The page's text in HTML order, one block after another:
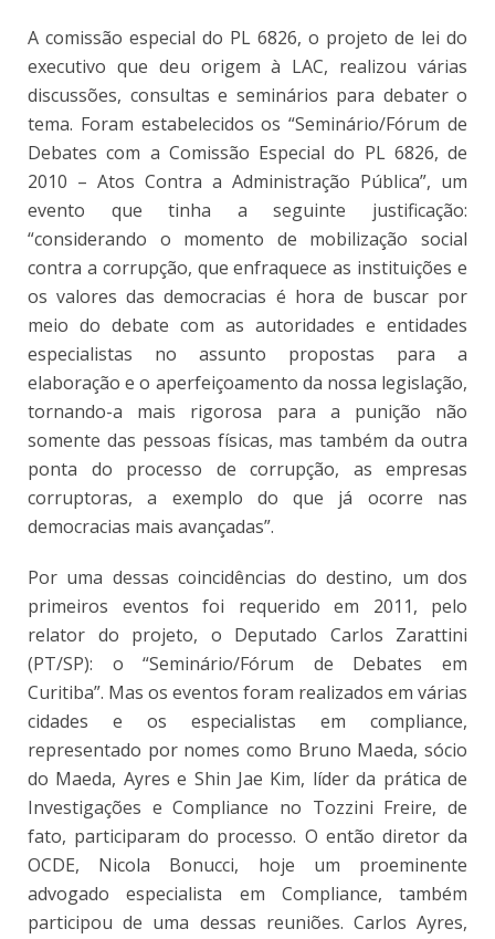
A comissão especial do PL 6826, o projeto de lei do
executivo que deu origem à LAC, realizou várias
discussões, consultas e seminários para debater o
tema. Foram estabelecidos os “Seminário/Fórum de
Debates com a Comissão Especial do PL 6826, de
2010 – Atos Contra a Administração Pública”, um
evento que tinha a seguinte justificação:
“considerando o momento de mobilização social
contra a corrupção, que enfraquece as instituições e
os valores das democracias é hora de buscar por
meio do debate com as autoridades e entidades
especialistas no assunto propostas para a
elaboração e o aperfeiçoamento da nossa legislação,
tornando-a mais rigorosa para a punição não
somente das pessoas físicas, mas também da outra
ponta do processo de corrupção, as empresas
corruptoras, a exemplo do que já ocorre nas
democracias mais avançadas”.
Por uma dessas coincidências do destino, um dos
primeiros eventos foi requerido em 2011, pelo
relator do projeto, o Deputado Carlos Zarattini
(PT/SP): o “Seminário/Fórum de Debates em
Curitiba”. Mas os eventos foram realizados em várias
cidades e os especialistas em compliance,
representado por nomes como Bruno Maeda, sócio
do Maeda, Ayres e Shin Jae Kim, líder da prática de
Investigações e Compliance no Tozzini Freire, de
fato, participaram do processo. O então diretor da
OCDE, Nicola Bonucci, hoje um proeminente
advogado especialista em Compliance, também
participou de uma dessas reuniões. Carlos Ayres,